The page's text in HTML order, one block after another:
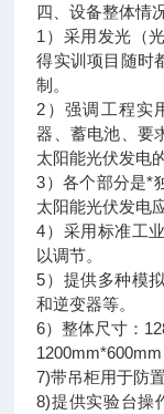
四、设备整体情
1）采用发光（
得实训项目随时
制。
2）强调工程实
器、蓄电池、要
太阳能光伏发电
3）各个部分是*
太阳能光伏发电
4）采用标准工
以调节。
5）提供多种模
和逆变器等。
6）整体尺寸：
1200mm*600mm
7)带吊柜用于防
8)提供实验台操